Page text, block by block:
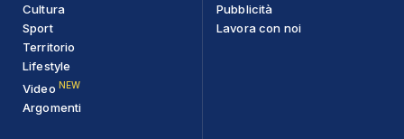
Cultura
Sport
Territorio
Lifestyle
Video NEW
Argomenti
Pubblicità
Lavora con noi